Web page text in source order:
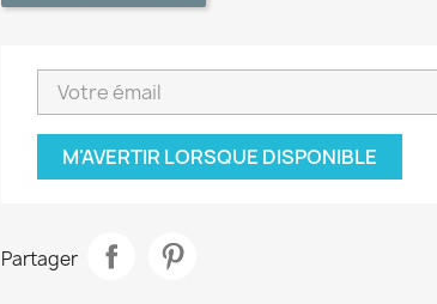
M'AVERTIR LORSQUE DISPONIBLE
Partager